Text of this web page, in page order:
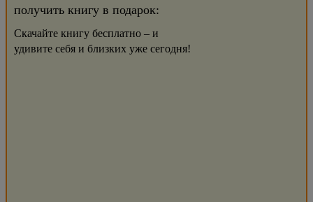
получить книгу в подарок:
Скачайте книгу бесплатно – и
удивите себя и близких уже сегодня!